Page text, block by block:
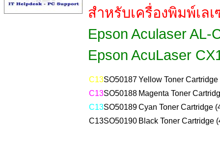
สำหรับเครื่องพิมพ์เล
Epson Aculaser AL-
Epson AcuLaser
C13SO50187Yellow Toner
C13SO50188 Magenta Toner
C13SO50189Cyan Toner Cartridge
C13SO50190 Black Toner Cartridge